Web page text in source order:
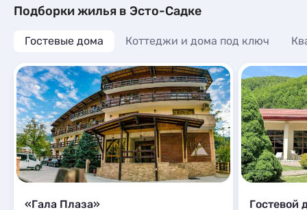
Подборки жилья в Эсто-Садке
Гостевые дома Коттеджи и дома под ключ
«Гала Плаза» Гостевой